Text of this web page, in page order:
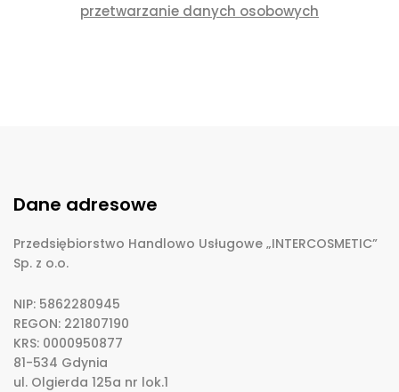
przetwarzanie danych osobowych
Dane adresowe
Przedsiębiorstwo Handlowo Usługowe „INTERCOSMETIC”
Sp. z o.o.
NIP: 5862280945
REGON: 221807190
KRS: 0000950877
81-534 Gdynia
ul. Olgierda 125a nr lok.1